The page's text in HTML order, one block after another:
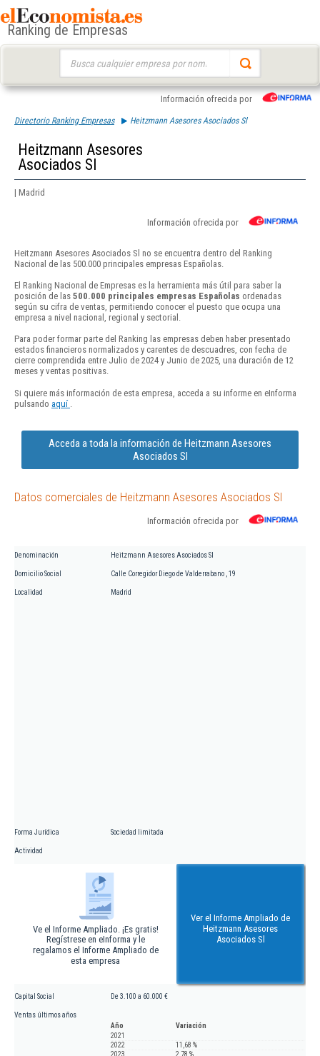
Ranking de Empresas
Información ofrecida por
Directorio Ranking Empresas Heitzmann Asesores Asociados Sl
Heitzmann Asesores
Asociados Sl
| Madrid
Información ofrecida por
Heitzmann Asesores Asociados Sl no se encuentra dentro del Ranking
Nacional de las 500.000 principales empresas Españolas.
El Ranking Nacional de Empresas es la herramienta más útil para saber la
posición de las 500.000 principales empresas Españolas ordenadas
según su cifra de ventas, permitiendo conocer el puesto que ocupa una
empresa a nivel nacional, regional y sectorial.
Para poder formar parte del Ranking las empresas deben haber presentado
estados financieros normalizados y carentes de descuadres, con fecha de
cierre comprendida entre Julio de 2024 y Junio de 2025, una duración de 12
meses y ventas positivas.
Si quiere más información de esta empresa, acceda a su informe en eInforma
pulsando aquí
Acceda a toda la información de Heitzmann Asesores
Asociados Sl
Datos comerciales de Heitzmann Asesores Asociados Sl
Información ofrecida por
Denominación Heitzmann Asesores Asociados Sl
Domicilio Social Calle Corregidor Diego de Valderrabano , 19
Localidad Madrid
Forma Jurídica Sociedad limitada
Actividad
Ve el Informe Ampliado. ¡Es gratis!
Regístrese en eInforma y le
regalamos el Informe Ampliado de
esta empresa
Ver el Informe Ampliado de
Heitzmann Asesores
Asociados Sl
Capital Social De 3.100 a 60.000 €
Ventas últimos años
Año
Variación
2021
2022
11,68 %
2023
2,78 %